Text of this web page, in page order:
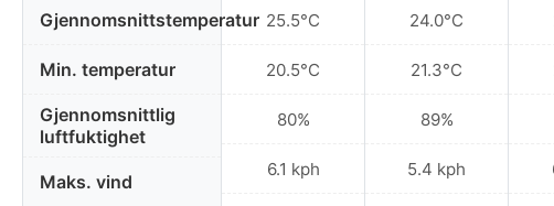
Gjennomsnittstemperatur
Min. temperatur
Gjennomsnittlig
luftfuktighet
Maks. vind
25.5°C
20.5°C
80%
6.1 kph
24.0°C
21.3°C
89%
5.4 kph